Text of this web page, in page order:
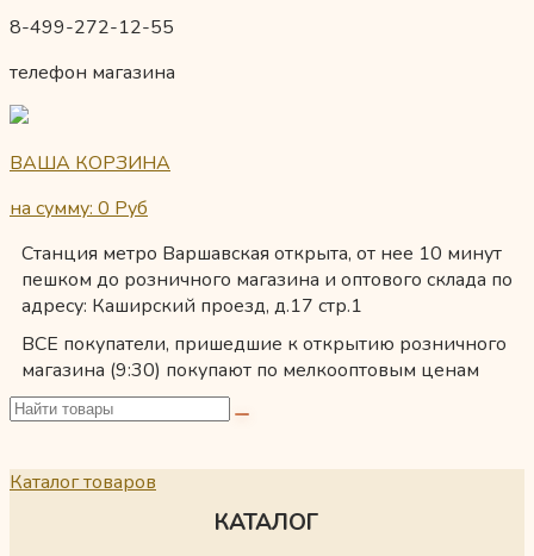
8-499-272-12-55
телефон магазина
ВАША КОРЗИНА
на сумму: 0 Руб
Станция метро Варшавская открыта, от нее 10 минут
пешком до розничного магазина и оптового склада по
адресу: Каширский проезд, д.17 стр.1
ВСЕ покупатели, пришедшие к открытию розничного
магазина (9:30) покупают по мелкооптовым ценам
Каталог товаров
КАТАЛОГ